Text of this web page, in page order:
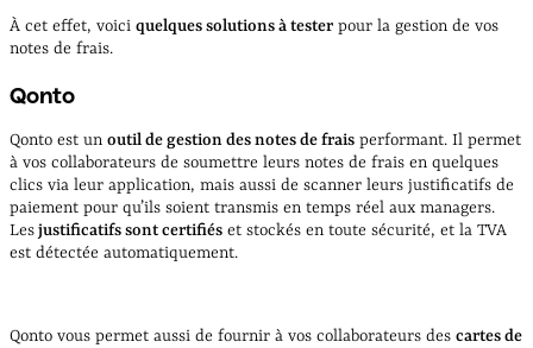
À cet effet, voici quelques solutions à tester pour la gestion de vos
notes de frais.
Qonto
Qonto est un outil de gestion des notes de frais performant. Il permet
à vos collaborateurs de soumettre leurs notes de frais en quelques
clics via leur application, mais aussi de scanner leurs justificatifs de
paiement pour qu’ils soient transmis en temps réel aux managers.
Lesjustificatifs sont certifiés et stockés en toute sécurité, et la TVA
est détectée automatiquement.
Qonto vous permet aussi de fournir à vos collaborateurs des cartes de